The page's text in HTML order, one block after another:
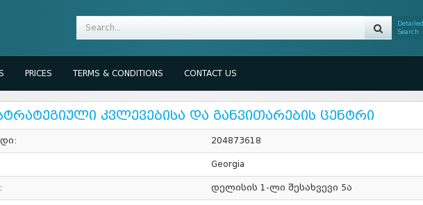
Detailed
Search
PRICES TERMS & CONDITIONS CONTACT US
კვლევებისა და განვითარების ცენტრი
204873618
Georgia
დელისის 1-ლი შესახვევი 5ა